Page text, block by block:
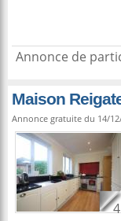
Annonce de
Maison
Annonce gratuite du 14/
4